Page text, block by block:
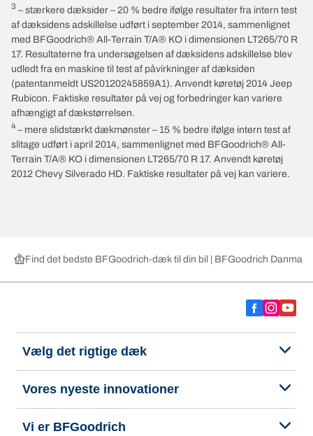
3 – stærkere dæksider – 20 % bedre ifølge resultater fra intern test
af dæksidens adskillelse udført i september 2014, sammenlignet
med BFGoodrich® All-Terrain T/A® KO i dimensionen LT265/70 R
17. Resultaterne fra undersøgelsen af dæksidens adskillelse blev
udledt fra en maskine til test af påvirkninger af dæksiden
(patentanmeldt US20120245859A1). Anvendt køretøj 2014 Jeep
Rubicon. Faktiske resultater på vej og forbedringer kan variere
afhængigt af dækstørrelsen.
4 – mere slidstærkt dækmønster – 15 % bedre ifølge intern test af
slitage udført i april 2014, sammenlignet med BFGoodrich® All-
Terrain T/A® KO i dimensionen LT265/70 R 17. Anvendt køretøj
2012 Chevy Silverado HD. Faktiske resultater på vej kan variere.
Find det bedste BFGoodrich-dæk til din bil | BFGoodrich Danmark
Vælg det rigtige dæk
Vores nyeste innovationer
Vi er BFGoodrich